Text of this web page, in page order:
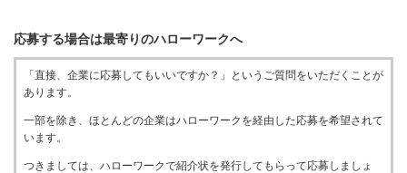
応募する場合は最寄りのハローワークへ
「直接、企業に応募してもいいですか？」というご質問をいただくことが
あります。
一部を除き、ほとんどの企業はハローワークを経由した応募を希望されて
います。
つきましては、ハローワークで紹介状を発行してもらって応募しましょ